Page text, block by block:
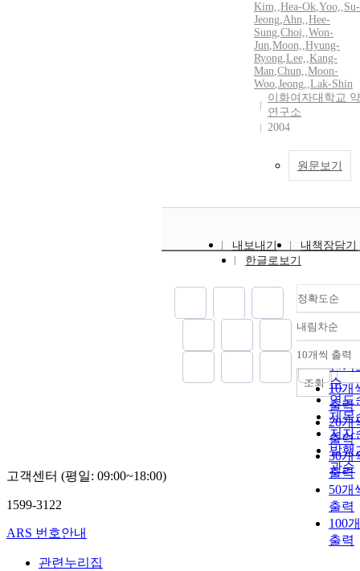
Kim,,Hea-Ok,Yoo,,Su-
Jeong,Ahn,,Hee-
Sung,Choi,,Won-
Jun,Moon,,Hyung-
Ryong,Lee,,Kang-
Man,Chun,,Moon-
Woo,Jeong,,Lak-Shin
이화여자대학교
연구소
2004
원문보기
내보내기
내책장담기
한글로보기
정확도순
정확
순
인기
순
연도
제목
저자
발행
관순
내림차순
내림
10개씩 출력
10개
출력
20개
출력
30개
출력
50개
출력
100
출력
조회
고객센터 (평일: 09:00~18:00)
1599-3122
ARS 번호안내
관련누리집